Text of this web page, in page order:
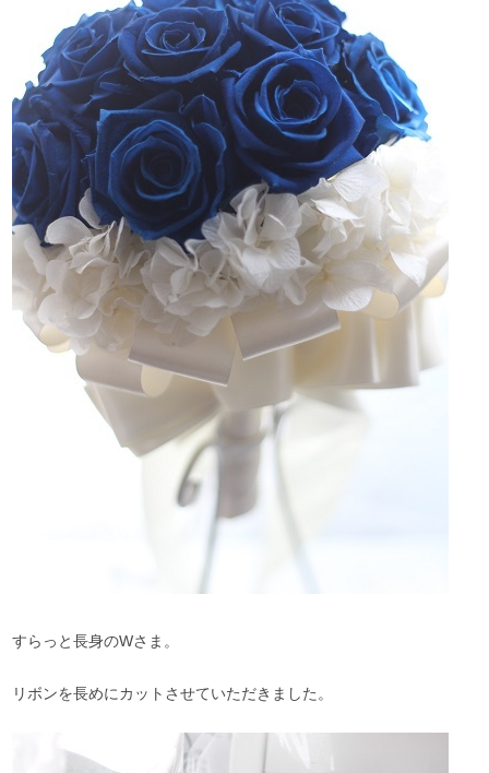
すらっと長身のWさま。
リボンを長めにカットさせていただきました。